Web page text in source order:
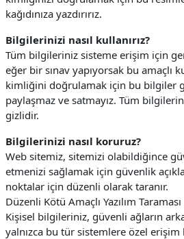
kağıdınıza yazdırırız.
Bilgilerinizi nasıl kullanırız?
Tüm bilgileriniz sisteme erişim için
eğer bir sınav yapıyorsak bu amaçlı
kimliğini doğrulamak için bu bilgiler
paylaşmaz ve satmayız. Tüm
gizlidir.
Bilgilerinizi nasıl koruruz?
Web sitemiz, sitemizi olabildiğince
etmenizi sağlamak için güvenlik
noktalar için düzenli olarak taranır.
Düzenli Kötü Amaçlı Yazılım
Kişisel bilgileriniz, güvenli ağların
yalnızca bu tür sistemlere özel erişim